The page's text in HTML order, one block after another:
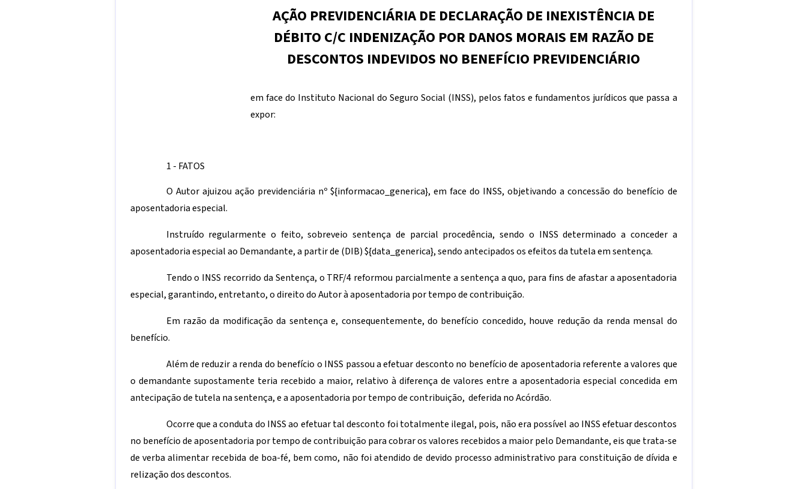
AÇÃO PREVIDENCIÁRIA DE DECLARAÇÃO DE INEXISTÊNCIA DE
DÉBITO C/C INDENIZAÇÃO POR DANOS MORAIS EM RAZÃO DE
DESCONTOS INDEVIDOS NO BENEFÍCIO PREVIDENCIÁRIO
em face do Instituto Nacional do Seguro Social (INSS), pelos fatos e fundamentos jurídicos que passa a
expor:
1 - FATOS
O Autor ajuizou ação previdenciária nº ${informacao_generica}, em face do INSS, objetivando a concessão do benefício de
aposentadoria especial.
Instruído regularmente o feito, sobreveio sentença de parcial procedência, sendo o INSS determinado a conceder a
aposentadoria especial ao Demandante, a partir de (DIB)${data_generica}, sendo antecipados os efeitos da tutela em sentença.
Tendo o INSS recorrido da Sentença, o TRF/4 reformou parcialmente a sentença a quo, para fins de afastar a aposentadoria
especial, garantindo, entretanto, o direito do Autor à aposentadoria por tempo de contribuição.
Em razão da modificação da sentença e, consequentemente, do benefício concedido, houve redução da renda mensal do
benefício.
Além de reduzir a renda do benefício o INSS passou a efetuar desconto no benefício de aposentadoria referente a valores que
o demandante supostamente teria recebido a maior, relativo à diferença de valores entre a aposentadoria especial concedida em
antecipação de tutela na sentença, e a aposentadoria por tempo de contribuição, deferida no Acórdão.
Ocorre que a conduta do INSS ao efetuar tal desconto foi totalmente ilegal, pois, não era possível ao INSS efetuar descontos
no benefício de aposentadoria por tempo de contribuição para cobrar os valores recebidos a maior pelo Demandante, eis que trata-se
de verba alimentar recebida de boa-fé, bem como, não foi atendido de devido processo administrativo para constituição de dívida e
relização dos descontos.